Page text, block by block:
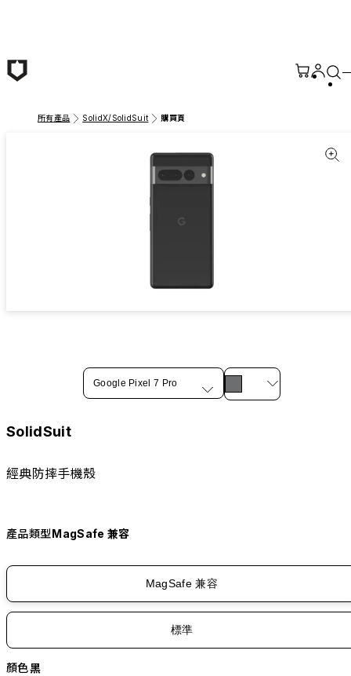
所有產品 SolidX/SolidSuit 購買頁
Google Pixel 7 Pro
SolidSuit
經典防摔手機殼
產品類型MagSafe 兼容
MagSafe 兼容
標準
顏色黑